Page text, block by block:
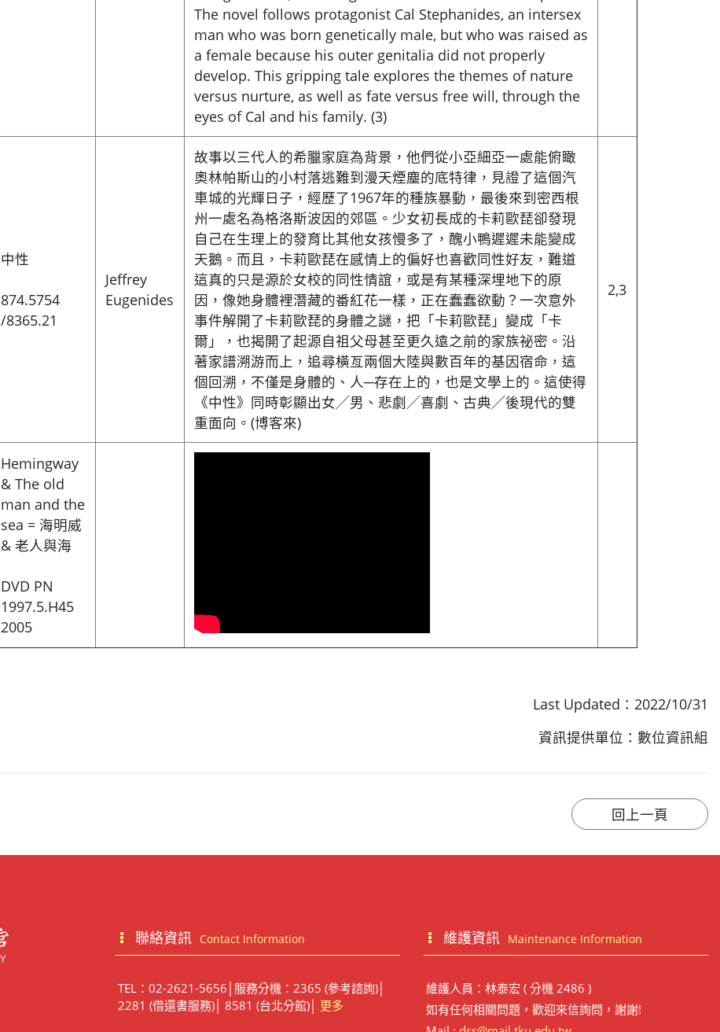
The novel follows protagonist Cal Stephanides, an intersex
man who was born genetically male, but who was raised as
a female because his outer genitalia did not properly
develop. This gripping tale explores the themes of nature
versus nurture, as well as fate versus free will, through the
eyes of Cal and his family. (3)
中性
874.5754
/8365.21
Jeffrey
Eugenides
故事以三代人的希臘家庭為背景，他們從小亞細亞一處能俯瞰
奧林帕斯山的小村落逃難到漫天煙塵的底特律，見證了這個汽
車城的光輝日子，經歷了1967年的種族暴動，最後來到密西根
州一處名為格洛斯波因的郊區。少女初長成的卡莉歐琵卻發現
自己在生理上的發育比其他女孩慢多了，醜小鴨遲遲未能變成
天鵝。而且，卡莉歐琵在感情上的偏好也喜歡同性好友，難道
這真的只是源於女校的同性情誼，或是有某種深埋地下的原
因，像她身體裡潛藏的番紅花一樣，正在蠢蠢欲動？一次意外
事件解開了卡莉歐琵的身體之謎，把「卡莉歐琵」變成「卡
爾」，也揭開了起源自祖父母甚至更久遠之前的家族祕密。沿
著家譜溯游而上，追尋橫亙兩個大陸與數百年的基因宿命，這
個回溯，不僅是身體的、人─存在上的，也是文學上的。這使得
《中性》同時彰顯出女╱男、悲劇╱喜劇、古典╱後現代的雙
重面向。(博客來)
2,3
Hemingway
& The old
man and the
sea = 海明威
& 老人與海
DVD PN
1997.5.H45
2005
Last Updated：2022/10/31
資訊提供單位：數位資訊組
聯絡資訊 Contact Information
TEL：02-2621-5656│服務分機：2365 (參考諮詢)│
2281 (借還書服務)│ 8581 (台北分館)│ 更多
維護資訊 Maintenance Information
維護人員：林泰宏 ( 分機 2486 )
如有任何相關問題，歡迎來信詢問，謝謝!